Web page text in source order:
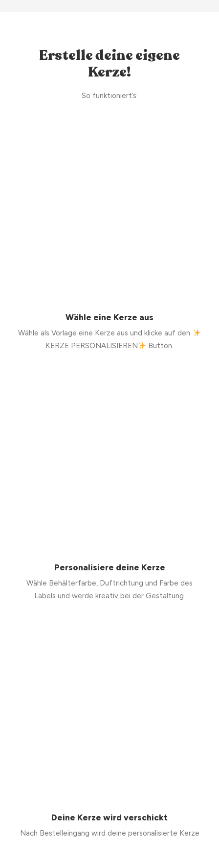
Erstelle deine eigene
Kerze!
So funktioniert’s:
Wähle eine Kerze aus
Wähle als Vorlage eine Kerze aus und klicke auf den
KERZE PERSONALISIEREN
Button.
Personalisiere deine Kerze
Wähle Behälterfarbe, Duftrichtung und Farbe des
Labels und werde kreativ bei der Gestaltung.
Deine Kerze wird verschickt
Nach Bestelleingang wird deine personalisierte Kerze